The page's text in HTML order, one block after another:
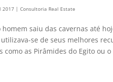
2017 | Consultoria Real Estate
homem saiu das cavernas até
se de seus melhores
como as Pirâmides do Egito ou